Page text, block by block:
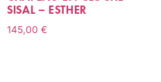
SISAL – ESTHER
145,00 €